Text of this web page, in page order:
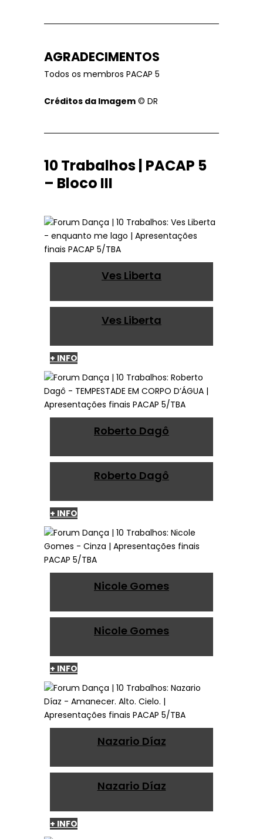
AGRADECIMENTOS
Todos os membros PACAP 5
Créditos da Imagem © DR
10 Trabalhos | PACAP 5
– Bloco III
Ves Liberta
Ves Liberta
+ INFO
Roberto Dagô
Roberto Dagô
+ INFO
Nicole Gomes
Nicole Gomes
+ INFO
Nazario Díaz
Nazario Díaz
+ INFO